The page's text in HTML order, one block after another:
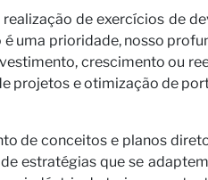
de exercícios de
uma prioridade, nosso
crescimento ou
projetos e otimização de
de conceitos e planos
estratégias que se